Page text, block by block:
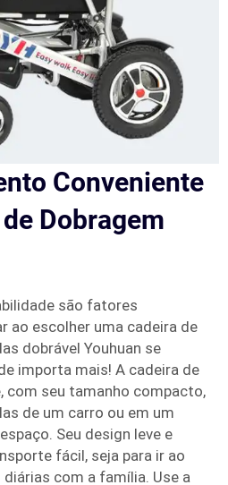
Conveniente
Dobragem
são fatores
ao escolher uma cadeira de
dobrável Youhuan se
importa mais! A cadeira de
com seu tamanho compacto,
de um carro ou em um
Seu design leve e
fácil, seja para ir ao
com a família. Use a